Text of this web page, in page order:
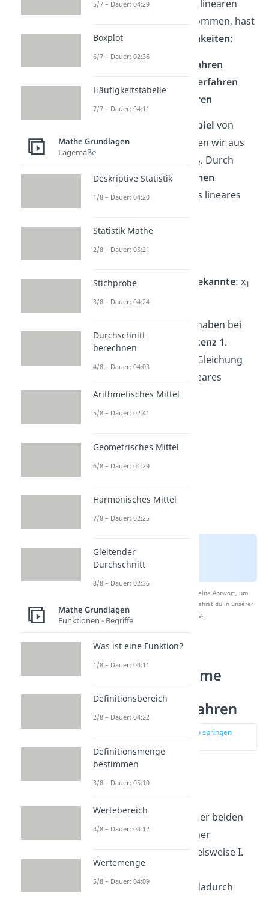
Um auf die Lösung eines linearen
Gleichungssystems zu kommen, hast
du verschiedene
Möglichkeiten:
Einsetzungsverfahren
Gleichsetzungsverfahren
das
Additionsverfahren
Beispiel von
oben ein LGS wird, machen wir aus
2. Durch
darauffolgendesUmformen
bekommen wir folgendes lineares
I. 2x + x = 13
II. x
– x = -1
Nun haben wir
zwei Unbekannte: x1
und x 2.
Die Variablen x haben bei
einem LGS immer die
Potenz 1.
in der Gleichung
vorkommt, ist es kein lineares
Gleichungssystem mehr.
Nach Beantwortung speichern wir deine Antwort, um
Studyflix zu verbessern. Mehr dazu erfährst du in unserer
Datenschutzerklärung.
Lineare
Gleichungssysteme
lösen —
Einsetzungsverfahren
zur Stelle im Video springen
1. Schritt:Löse eine der beiden
Gleichungen nach einer
, beispielsweise I.
nach x auf
2. Schritt:Setze das dadurch
5/7 – Dauer: 04:29
Boxplot
6/7 – Dauer: 02:36
Häufigkeitstabelle
7/7 – Dauer: 04:11
Mathe Grundlagen
Lagemaße
Deskriptive Statistik
1/8 – Dauer: 04:20
Statistik Mathe
2/8 – Dauer: 05:21
Stichprobe
3/8 – Dauer: 04:24
Durchschnitt
berechnen
4/8 – Dauer: 04:03
Arithmetisches Mittel
5/8 – Dauer: 02:41
Geometrisches Mittel
6/8 – Dauer: 01:29
Harmonisches Mittel
7/8 – Dauer: 02:25
Gleitender
Durchschnitt
8/8 – Dauer: 02:36
Mathe Grundlagen
Funktionen - Begriffe
Was ist eine Funktion?
1/8 – Dauer: 04:11
Definitionsbereich
2/8 – Dauer: 04:22
Definitionsmenge
bestimmen
3/8 – Dauer: 05:10
Wertebereich
4/8 – Dauer: 04:12
Wertemenge
5/8 – Dauer: 04:09